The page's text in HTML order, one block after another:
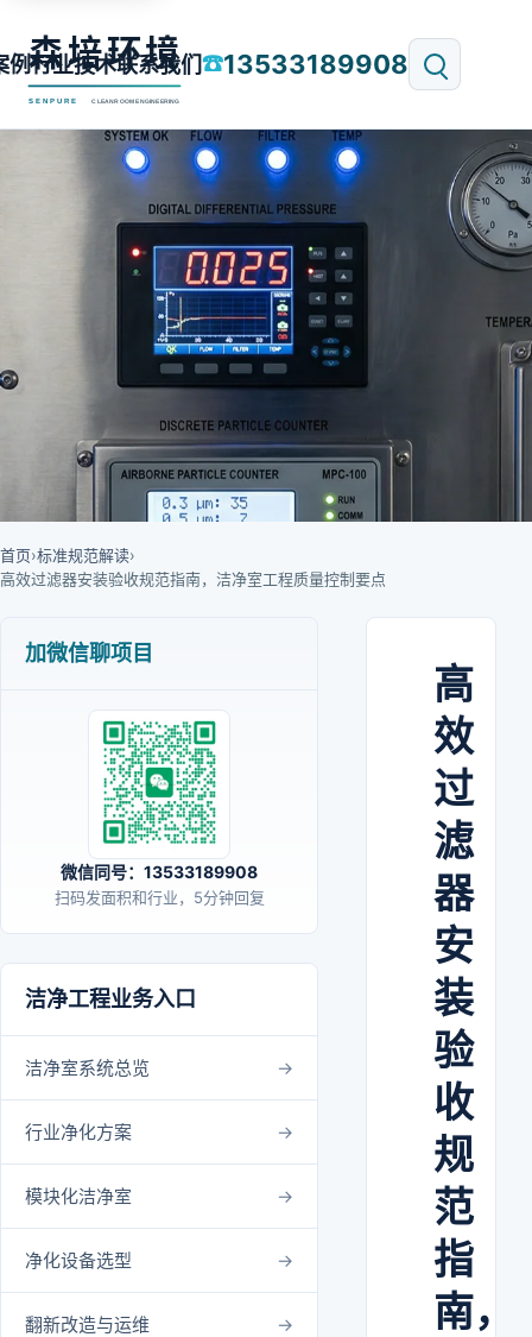
例行业技术联系我们☎13533189908
首页›标准规范解读›
高效过滤器安装验收规范指南，洁净室工程质量控制要点
加微信聊项目
微信同号：13533189908
扫码发面积和行业，5分钟回复
洁净工程业务入口
洁净室系统总览
行业净化方案
模块化洁净室
净化设备选型
翻新改造与运维
高
效
过
滤
器
安
装
验
收
规
范
指
南，